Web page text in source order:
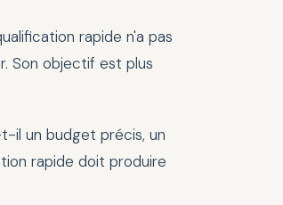
rapide n'a pas
Son objectif est plus
il un budget précis, un
rapide doit produire